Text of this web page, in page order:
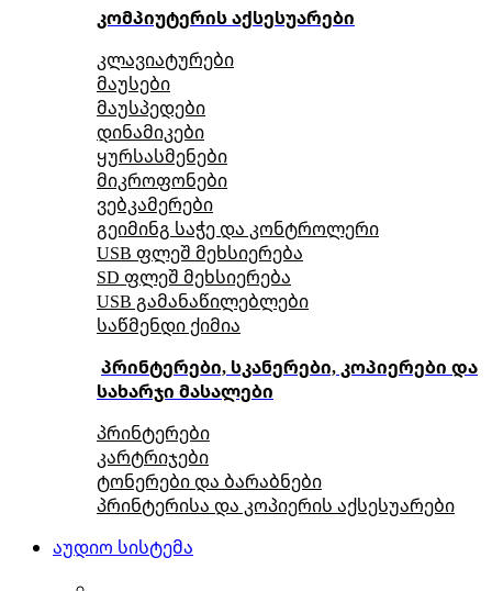
კომპიუტერის აქსესუარები
კლავიატურები
მაუსები
მაუსპედები
დინამიკები
ყურსასმენები
მიკროფონები
ვებკამერები
გეიმინგ საჭე და კონტროლერი
USB ფლეშ მეხსიერება
SD ფლეშ მეხსიერება
USB გამანაწილებლები
საწმენდი ქიმია
პრინტერები, სკანერები, კოპიერები და
სახარჯი მასალები
პრინტერები
კარტრიჯები
ტონერები და ბარაბნები
პრინტერისა და კოპიერის აქსესუარები
აუდიო სისტემა